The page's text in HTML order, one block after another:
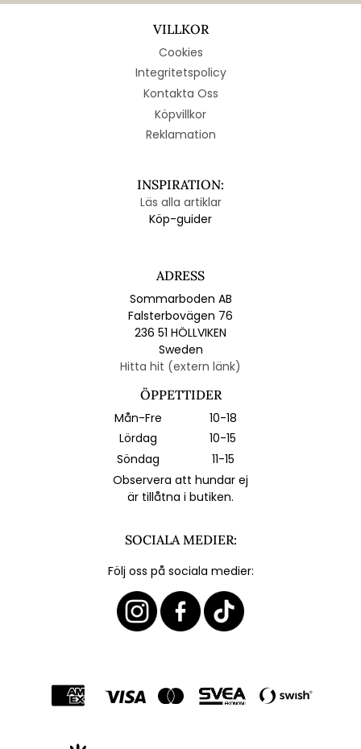
VILLKOR
Cookies
Integritetspolicy
Kontakta Oss
Köpvillkor
Reklamation
INSPIRATION:
Läs alla artiklar
Köp-guider
ADRESS
Sommarboden AB
Falsterbovägen 76
236 51 HÖLLVIKEN
Sweden
Hitta hit (extern länk)
ÖPPETTIDER
Mån-Fre
10-18
Lördag
10-15
Söndag
11-15
Observera att hundar ej
är tillåtna i butiken.
SOCIALA MEDIER:
Följ oss på sociala medier: